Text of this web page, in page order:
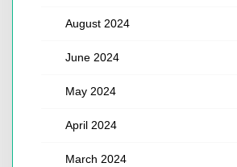
August 2024
June 2024
May 2024
April 2024
March 2024